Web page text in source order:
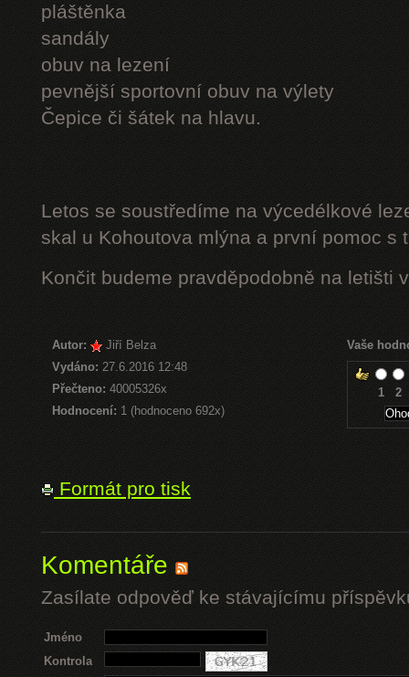
pláštěnka
sandály
obuv na lezení
pevnější sportovní obuv na výlety
Čepice či šátek na hlavu.
Letos se soustředíme na výcedélkové
skal u Kohoutova mlýna a první pomoc s
Končit budeme pravděpodobně na letišti
Autor:
Jiří Belza
Vydáno: 27.6.2016 12:48
Přečteno:40005326x
Hodnocení: 1 (hodnoceno 692x)
Vaše
1 2
Formát pro tisk
Komentáře
Zasílate odpověď ke stávajícímu
Jméno
Kontrola